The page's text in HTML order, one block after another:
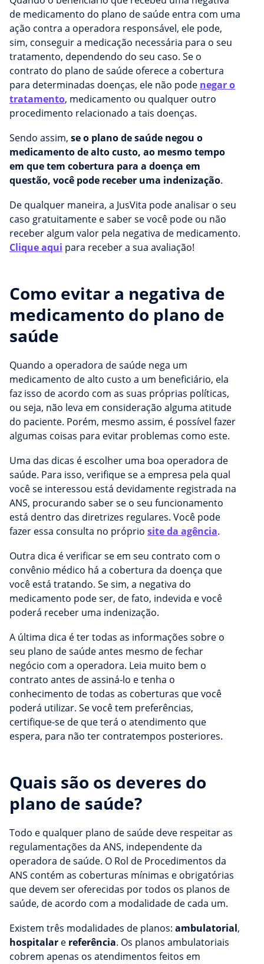
de medicamento do plano de saúde entra com uma
ação contra a operadora responsável, ele pode,
sim, conseguir a medicação necessária para o seu
tratamento, dependendo do seu caso. Se o
contrato do plano de saúde oferece a cobertura
para determinadas doenças, ele não pode negar o
tratamento, medicamento ou qualquer outro
procedimento relacionado a tais doenças.
Sendo assim, se o plano de saúde negou o
medicamento de alto custo, ao mesmo tempo
em que tem cobertura para a doença em
questão, você pode receber uma indenização.
De qualquer maneira, a JusVita pode analisar o seu
caso gratuitamente e saber se você pode ou não
receber algum valor pela negativa de medicamento.
Clique aqui para receber a sua avaliação!
Como evitar a negativa de
medicamento do plano de
saúde
Quando a operadora de saúde nega um
medicamento de alto custo a um beneficiário, ela
faz isso de acordo com as suas próprias políticas,
ou seja, não leva em consideração alguma atitude
do paciente. Porém, mesmo assim, é possível fazer
algumas coisas para evitar problemas como este.
Uma das dicas é escolher uma boa operadora de
saúde. Para isso, verifique se a empresa pela qual
você se interessou está devidamente registrada na
ANS, procurando saber se o seu funcionamento
está dentro das diretrizes regulares. Você pode
fazer essa consulta no próprio site da agência.
Outra dica é verificar se em seu contrato com o
convênio médico há a cobertura da doença que
você está tratando. Se sim, a negativa do
medicamento pode ser, de fato, indevida e você
poderá receber uma indenização.
A última dica é ter todas as informações sobre o
seu plano de saúde antes mesmo de fechar
negócio com a operadora. Leia muito bem o
contrato antes de assiná-lo e tenha o
conhecimento de todas as coberturas que você
poderá utilizar. Se você tem preferências,
certifique-se de que terá o atendimento que
espera, para não ter contratempos posteriores.
Quais são os deveres do
plano de saúde?
Todo e qualquer plano de saúde deve respeitar as
regulamentações da ANS, independente da
operadora de saúde. O Rol de Procedimentos da
ANS contém as coberturas mínimas e obrigatórias
que devem ser oferecidas por todos os planos de
saúde, de acordo com a modalidade de cada um.
Existem três modalidades de planos: ambulatorial,
hospitalar e referência. Os planos ambulatoriais
cobrem apenas os atendimentos feitos em